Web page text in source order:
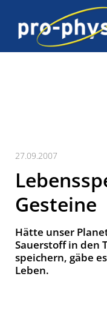
27.09.2007
Gesteine
Hätte unser
Sauerstoff in den
speichern, gäbe
Leben.